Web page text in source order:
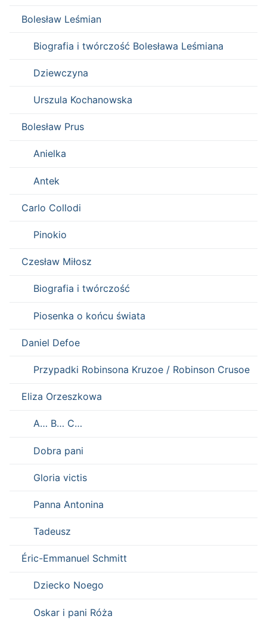
Bolesław Leśmian
Biografia i twórczość Bolesława Leśmiana
Dziewczyna
Urszula Kochanowska
Bolesław Prus
Anielka
Antek
Carlo Collodi
Pinokio
Czesław Miłosz
Biografia i twórczość
Piosenka o końcu świata
Daniel Defoe
Przypadki Robinsona Kruzoe / Robinson Crusoe
Eliza Orzeszkowa
A… B… C…
Dobra pani
Gloria victis
Panna Antonina
Tadeusz
Éric-Emmanuel Schmitt
Dziecko Noego
Oskar i pani Róża